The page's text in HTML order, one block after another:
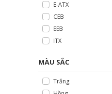
E-ATX
CEB
EEB
ITX
MÀU SẮC
Trắng